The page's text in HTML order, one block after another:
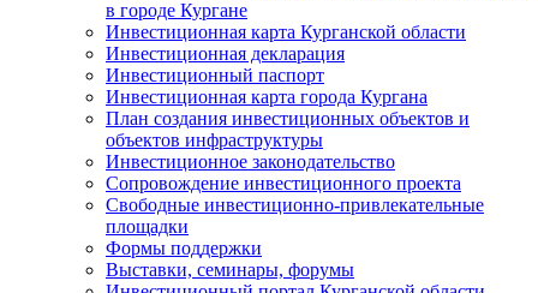
в городе Кургане
Инвестиционная карта Курганской области
Инвестиционная декларация
Инвестиционный паспорт
Инвестиционная карта города Кургана
План создания инвестиционных объектов и
объектов инфраструктуры
Инвестиционное законодательство
Сопровождение инвестиционного проекта
Свободные инвестиционно-привлекательные
площадки
Формы поддержки
Выставки, семинары, форумы